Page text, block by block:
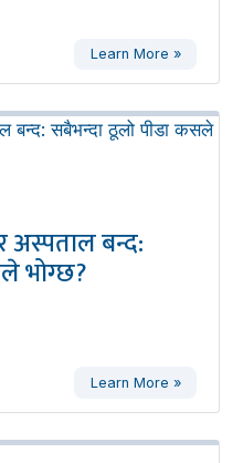
Learn More »
अस्पताल बन्द:
भोग्छ?
Learn More »